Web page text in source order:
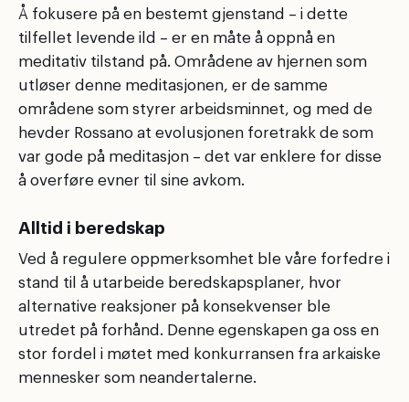
Å fokusere på en bestemt gjenstand – i dette
tilfellet levende ild – er en måte å oppnå en
meditativ tilstand på. Områdene av hjernen som
utløser denne meditasjonen, er de samme
områdene som styrer arbeidsminnet, og med de
hevder Rossano at evolusjonen foretrakk de som
var gode på meditasjon – det var enklere for disse
å overføre evner til sine avkom.
Alltid i beredskap
Ved å regulere oppmerksomhet ble våre forfedre i
stand til å utarbeide beredskapsplaner, hvor
alternative reaksjoner på konsekvenser ble
utredet på forhånd. Denne egenskapen ga oss en
stor fordel i møtet med konkurransen fra arkaiske
mennesker som neandertalerne.